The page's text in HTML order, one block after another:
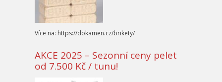
Více na: https://dokamen.cz/brikety/
AKCE 2025 – Sezonní ceny pelet
od 7.500 Kč / tunu!